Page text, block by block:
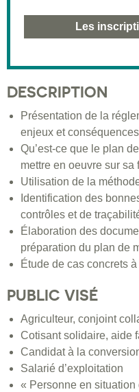
Les
DESCRIPTION
Présentation de la
enjeux et
Qu’est-ce que le plan
mettre en oeuvre sur sa
Utilisation de la
Identification des
contrôles et de
Élaboration des
préparation du plan de
Étude de cas concrets
PUBLIC VISÉ
Agriculteur, conjoint
Cotisant solidaire, aide
Candidat à la
Salarié d’exploitation
« Personne en